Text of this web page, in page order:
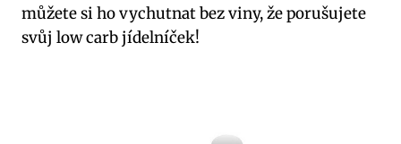
můžete si ho vychutnat bez viny, že porušujete
svůj low carb jídelníček!